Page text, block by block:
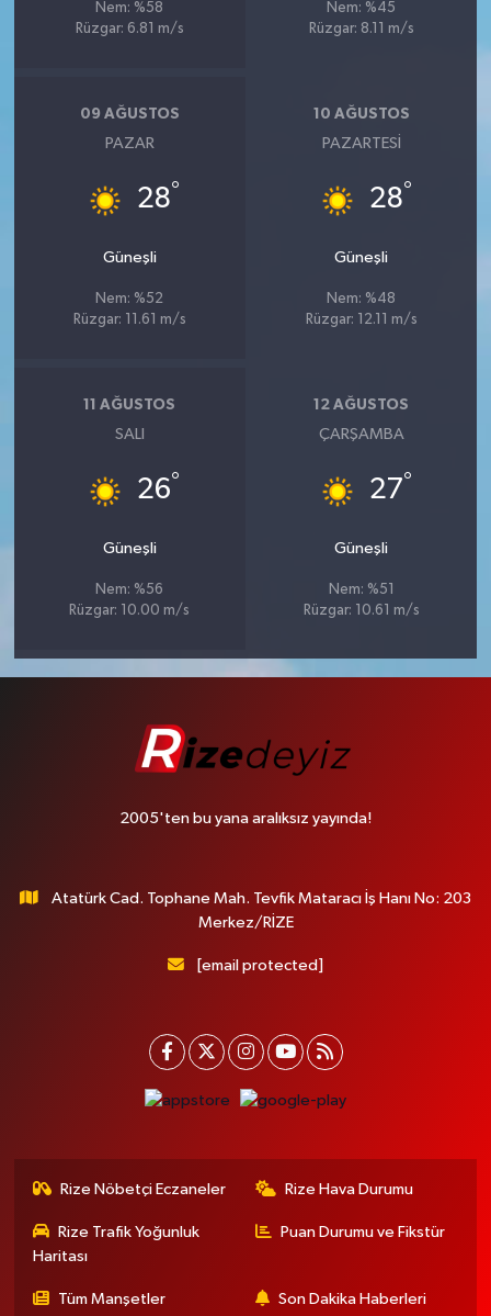
Nem: %58
Rüzgar: 6.81 m/s
Nem: %45
Rüzgar: 8.11 m/s
09 AĞUSTOS
PAZAR
28°
Güneşli
Nem: %52
Rüzgar: 11.61 m/s
10 AĞUSTOS
PAZARTESI
28°
Güneşli
Nem: %48
Rüzgar: 12.11 m/s
11 AĞUSTOS
SALI
26°
Güneşli
Nem: %56
Rüzgar: 10.00 m/s
12 AĞUSTOS
ÇARŞAMBA
27°
Güneşli
Nem: %51
Rüzgar: 10.61 m/s
2005'ten bu yana aralıksız yayında!
Atatürk Cad. Tophane Mah. Tevfik Mataracı İş Hanı No: 203
Merkez/RİZE
[email protected]
Rize Nöbetçi Eczaneler Rize Hava Durumu
Rize Trafik Yoğunluk
Haritası
Puan Durumu ve Fikstür
Tüm Manşetler Son Dakika Haberleri